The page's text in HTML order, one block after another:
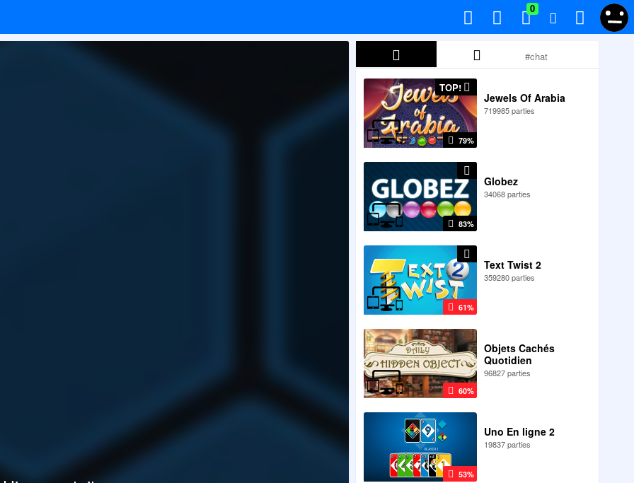
0
TOP!
79%
Jewels Of Arabia
719985 parties
83%
Globez
34068 parties
61%
Text Twist 2
359280 parties
60%
Objets Cachés
Quotidien
96827 parties
53%
Uno En ligne 2
19837 parties